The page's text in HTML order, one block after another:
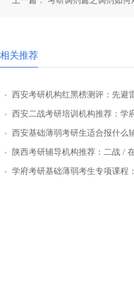
相关推荐
西安考研机构红黑榜测评：先避
西安二战考研培训机构推荐：学
率提升路径
西安基础薄弱考研生适合报什么
步班型推荐
陕西考研辅导机构推荐：二战 /
层教学方案
学府考研基础薄弱考生专项课程